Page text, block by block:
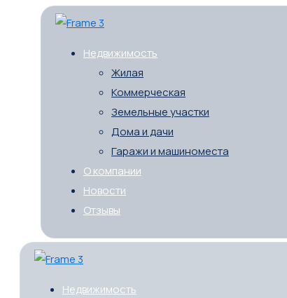
Недвижимость
Жилая
Коммерческая
Земельные участки
Дома и дачи
Гаражи и машиноместа
О компании
Новости
Отзывы
Недвижимость